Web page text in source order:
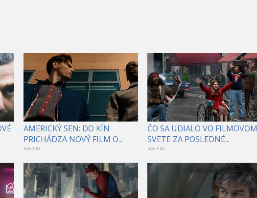
AMERICKÝ SEN: DO KÍN
PRICHÁDZA NOVÝ FILM O...
novinka
ČO SA UDIALO VO FILMOVOM
SVETE ZA POSLEDNÉ...
novinka